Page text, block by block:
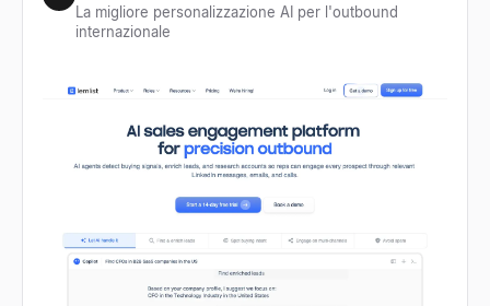
La migliore personalizzazione AI per l'outbound
internazionale